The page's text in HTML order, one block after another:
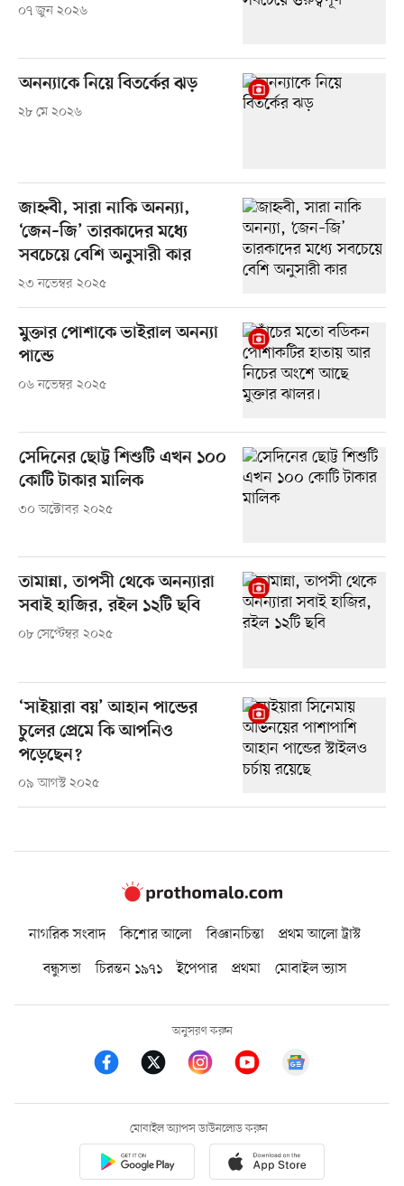
০৭ জুন ২০২৬
অনন্যাকে নিয়ে বিতর্কের ঝড়
২৮ মে ২০২৬
জাহ্নবী, সারা নাকি অনন্যা,
‘জেন–জি’ তারকাদের মধ্যে
সবচেয়ে বেশি অনুসারী কার
২৩ নভেম্বর ২০২৫
মুক্তার পোশাকে ভাইরাল অনন্যা
পান্ডে
০৬ নভেম্বর ২০২৫
সেদিনের ছোট্ট শিশুটি এখন ১০০
কোটি টাকার মালিক
৩০ অক্টোবর ২০২৫
তামান্না, তাপসী থেকে অনন্যারা
সবাই হাজির, রইল ১২টি ছবি
০৮ সেপ্টেম্বর ২০২৫
‘সাইয়ারা বয়’ আহান পান্ডের
চুলের প্রেমে কি আপনিও
পড়েছেন?
০৯ আগস্ট ২০২৫
নাগরিক সংবাদ কিশোর আলো বিজ্ঞানচিন্তা
প্রথম আলো ট্রাস্ট
বন্ধুসভা
চিরন্তন ১৯৭১ ইপেপার প্রথমা মোবাইল ভ্যাস
অনুসরণ করুন
মোবাইল অ্যাপস ডাউনলোড করুন